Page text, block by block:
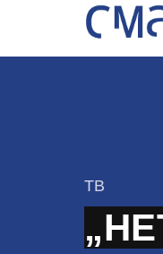
КАтегорија
ТВ